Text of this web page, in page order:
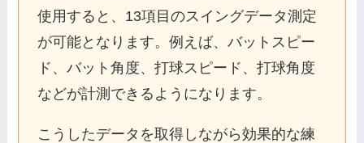
使用すると、13項目のスイングデータ測定
が可能となります。例えば、バットスピー
ド、バット角度、打球スピード、打球角度
などが計測できるようになります。
こうしたデータを取得しながら効果的な練